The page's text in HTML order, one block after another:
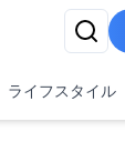
ライフスタイル